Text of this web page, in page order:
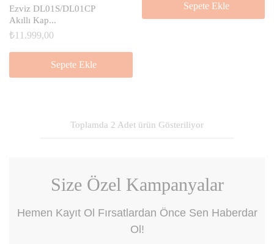
Ezviz DL01S/DL01CP
Akıllı Kap...
₺11.999,00
Sepete Ekle
Sepete Ekle
Toplamda 2 Adet ürün
Size Özel Kampanyalar
Hemen Kayıt Ol Fırsatlardan Önce Sen Haberdar
Ol!